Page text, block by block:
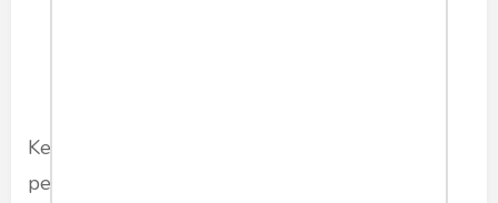
Kebijakan terpadu ini memperlihatkan bahwa
pemerintah tidak hanya berorientasi pada